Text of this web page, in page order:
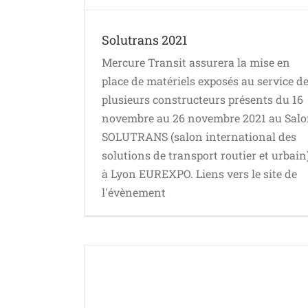
Solutrans 2021
Mercure Transit assurera la mise en
place de matériels exposés au service de
plusieurs constructeurs présents du 16
novembre au 26 novembre 2021 au
SOLUTRANS (salon international des
solutions de transport routier et
à Lyon EUREXPO. Liens vers le site de
l'évènement